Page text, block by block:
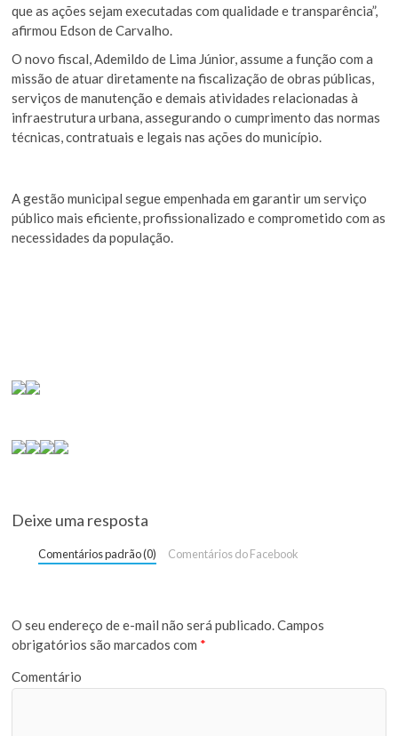
que as ações sejam executadas com qualidade e transparência”,
afirmou Edson de Carvalho.
O novo fiscal, Ademildo de Lima Júnior, assume a função com a
missão de atuar diretamente na fiscalização de obras públicas,
serviços de manutenção e demais atividades relacionadas à
infraestrutura urbana, assegurando o cumprimento das normas
técnicas, contratuais e legais nas ações do município.
A gestão municipal segue empenhada em garantir um serviço
público mais eficiente, profissionalizado e comprometido com as
necessidades da população.
Deixe uma resposta
Comentários padrão (0) Comentários do Facebook
O seu endereço de e-mail não será publicado.Campos
obrigatórios são marcados com *
Comentário